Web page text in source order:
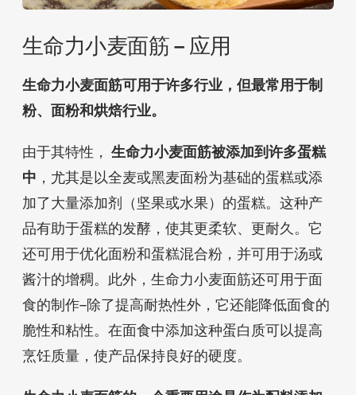
生命力小麦面筋 – 应用
生命力小麦面筋可用于许多行业，但最常用于制
粉、面粉和烘焙行业。
由于其特性， 生命力小麦面筋被添加到许多蛋糕
中 ，尤其是以全麦或黑麦面粉为基础的蛋糕或添
加了大量添加剂（坚果或水果）的蛋糕。这种产
品有助于蛋糕的发酵，使其更柔软、更耐久。它
还可用于优化面粉和蛋糕混合粉，并可用于汤或
酱汁的增稠。此外，生命力小麦面筋还可用于面
食的制作–除了提高耐热性外，它还能降低面食的
脆性和粘性。在面食中添加这种蛋白质可以提高
烹饪质量，使产品保持良好的硬度。